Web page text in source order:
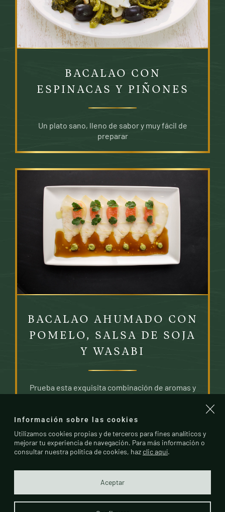
BACALAO CON
ESPINACAS Y PIÑONES
Un plato sano, lleno de sabor y muy fácil de
preparar
BACALAO AHUMADO CON
POMELO, SALSA DE SOJA
Y WASABI
Prueba esta exquisita combinación de aromas y
Información sobre las cookies
Utilizamos cookies propias y de terceros para fines analíticos y
mejorar tu experiencia de navegación. Para más información o
consultar nuestra política de cookies, haz clic aquí.
Aceptar